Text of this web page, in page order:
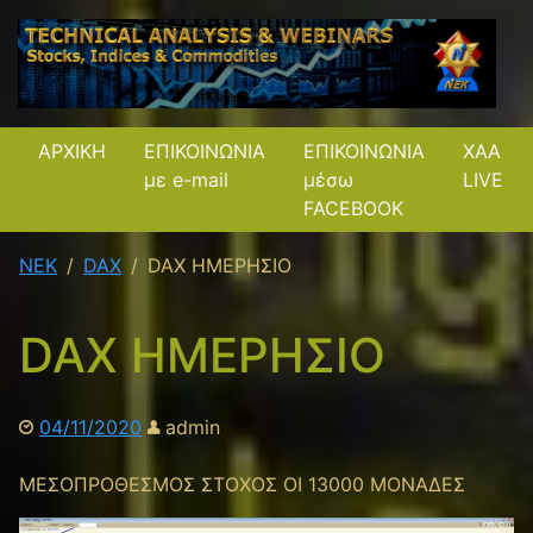
ΑΡΧΙΚΗ
ΕΠΙΚΟΙΝΩΝΙΑ
με e-mail
ΕΠΙΚΟΙΝΩΝΙΑ
μέσω
FACEBOOK
XAA
LIVE
NEK DAX DAX ΗΜΕΡΗΣΙΟ
DAX ΗΜΕΡΗΣΙΟ
04/11/2020 admin
ΜΕΣΟΠΡΟΘΕΣΜΟΣ ΣΤΟΧΟΣ ΟΙ 13000 ΜΟΝΑΔΕΣ